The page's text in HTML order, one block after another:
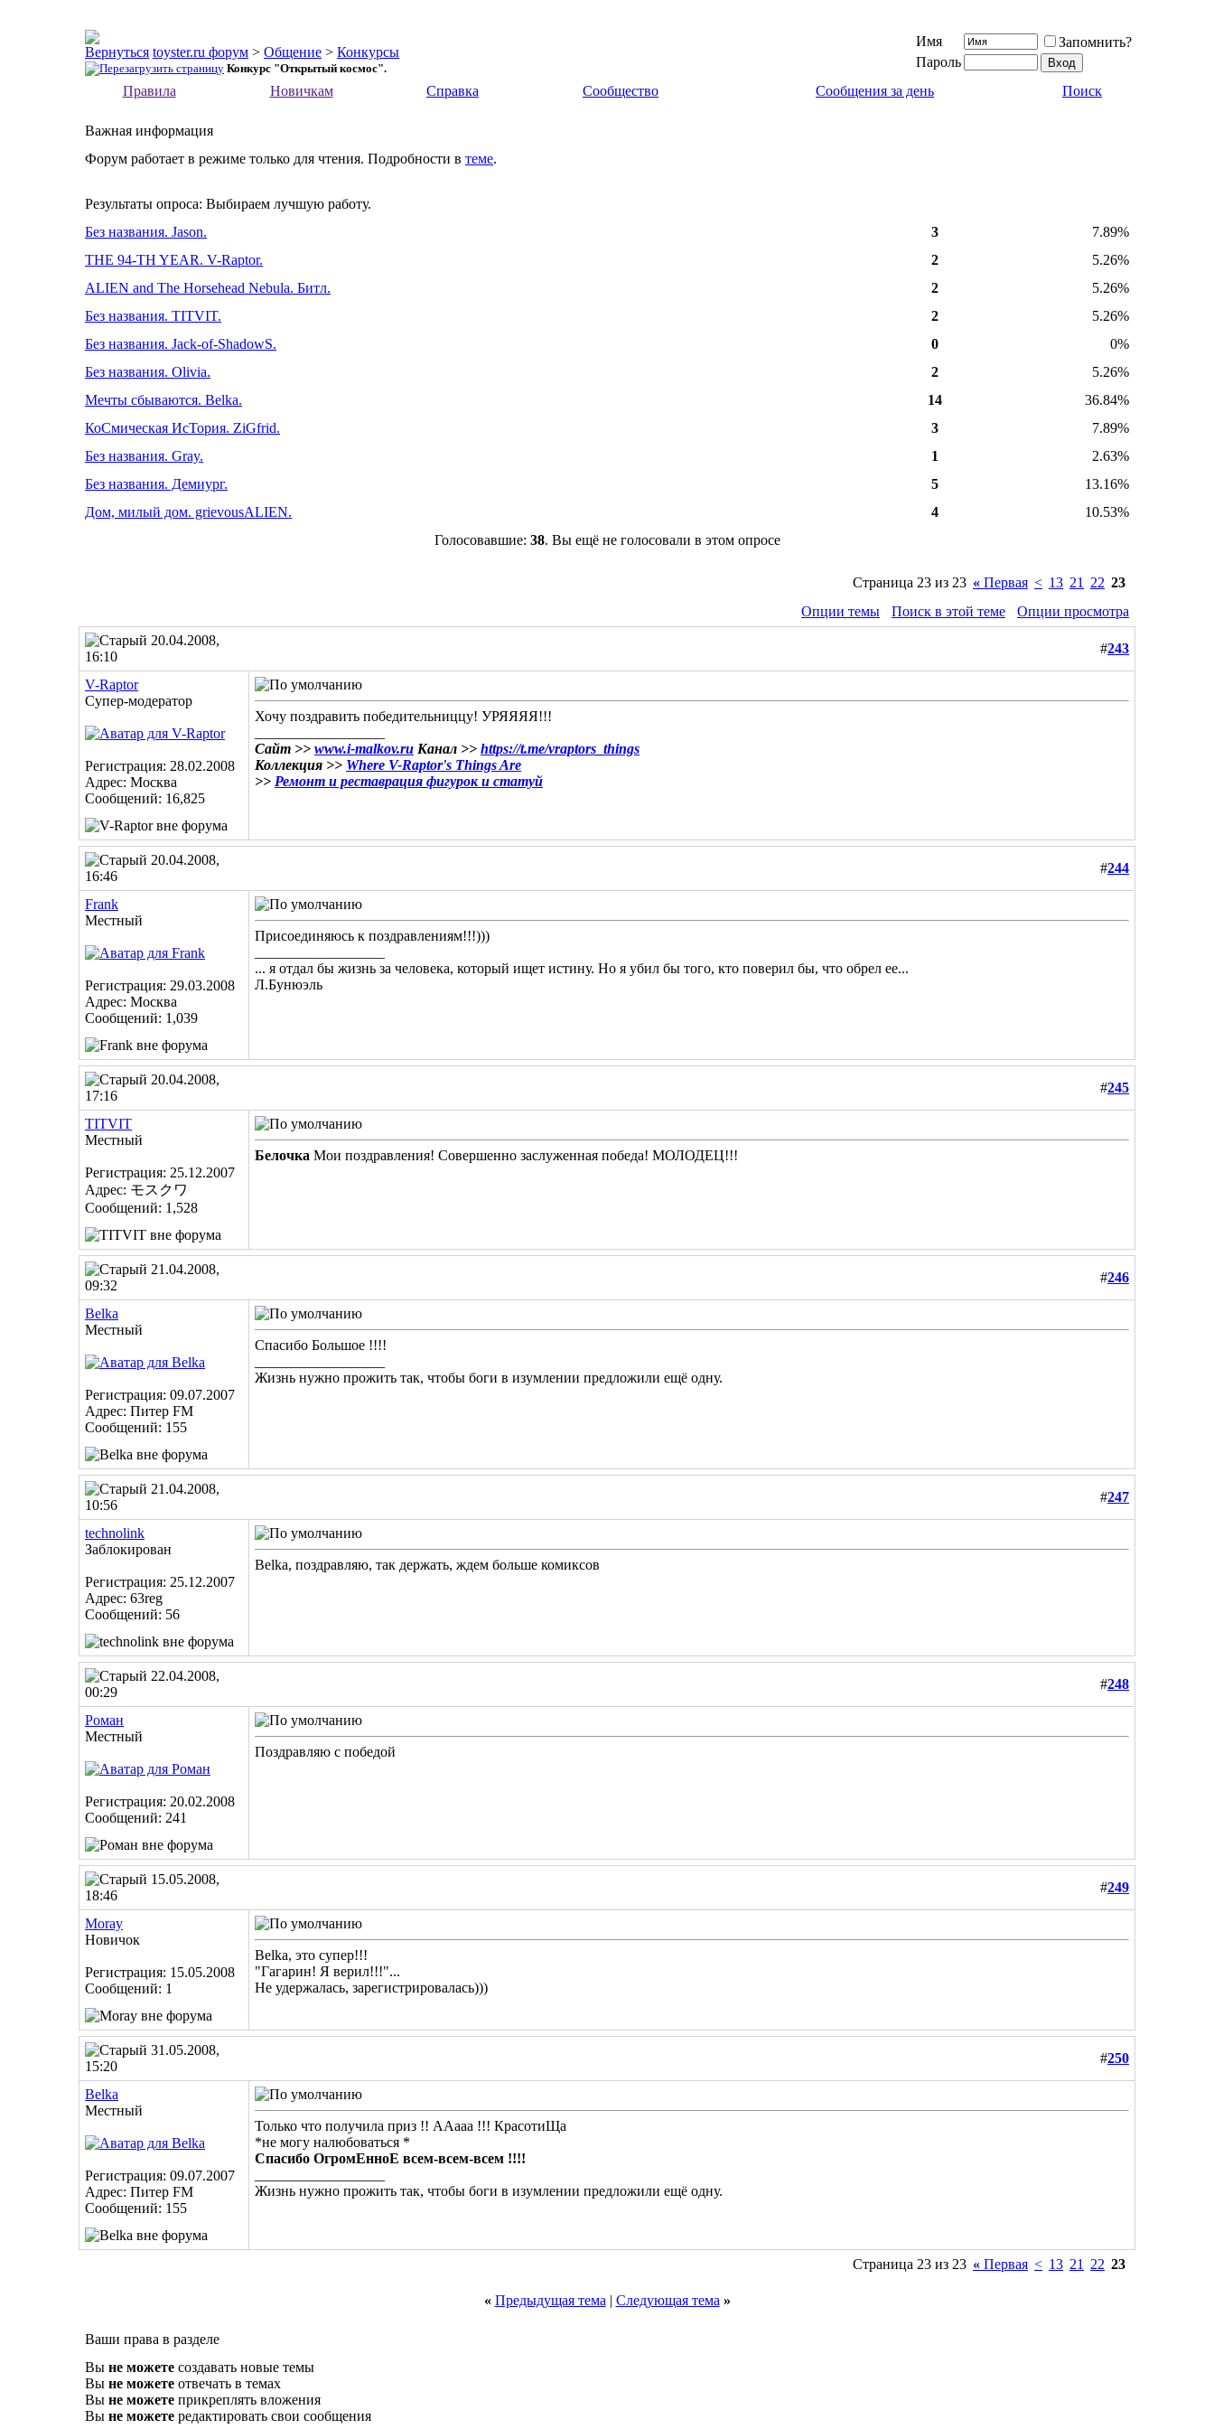
toyster.ru форум > Общение > Конкурсы
Конкурс "Открытый космос".
Имя
Запомнить?
Пароль
Правила
Новичкам Справка Сообщество Сообщения за день Поиск
Важная информация
Форум работает в режиме только для чтения. Подробности в теме.
Результаты опроса: Выбираем лучшую работу.
Без названия. Jason.
3
7.89%
THE 94-TH YEAR. V-Raptor.
2
5.26%
ALIEN and The Horsehead Nebula. Битл.
2
5.26%
Без названия. TITVIT.
2
5.26%
Без названия. Jack-of-ShadowS.
0
0%
Без названия. Olivia.
2
5.26%
Мечты сбываются. Belka.
14
36.84%
КоСмическая ИсТория. ZiGfrid.
3
7.89%
Без названия. Gray.
1
2.63%
Без названия. Демиург.
5
13.16%
Дом, милый дом. grievousALIEN.
4
10.53%
Голосовавшие: 38. Вы ещё не голосовали в этом опросе
Страница 23 из 23 « Первая < 13 21 22 23
Опции темы
Поиск в этой теме
Опции просмотра
20.04.2008,
16:10
#243
V-Raptor
Супер-модератор
Регистрация: 28.02.2008
Адрес: Москва
Сообщений: 16,825
Хочу поздравить победительниццу! УРЯЯЯЯ!!!
Сайт >> www.i-malkov.ru Канал >> https://t.me/vraptors_things
Коллекция >> Where V-Raptor's Things Are
>> Ремонт и реставрация фигурок и статуй
20.04.2008,
16:46
#244
Frank
Местный
Регистрация: 29.03.2008
Адрес: Москва
Сообщений: 1,039
Присоединяюсь к поздравлениям!!!)))
... я отдал бы жизнь за человека, который ищет истину. Но я убил бы того, кто поверил бы, что обрел ее...
Л.Бунюэль
20.04.2008,
17:16
#245
TITVIT
Местный
Регистрация: 25.12.2007
Адрес: モスクワ
Сообщений: 1,528
Белочка Мои поздравления! Совершенно заслуженная победа! МОЛОДЕЦ!!!
21.04.2008,
09:32
#246
Belka
Местный
Регистрация: 09.07.2007
Адрес: Питер FM
Сообщений: 155
Спасибо Большое !!!!
Жизнь нужно прожить так, чтобы боги в изумлении предложили ещё одну.
21.04.2008,
10:56
#247
technolink
Заблокирован
Регистрация: 25.12.2007
Адрес: 63reg
Сообщений: 56
Belka, поздравляю, так держать, ждем больше комиксов
22.04.2008,
00:29
#248
Роман
Местный
Регистрация: 20.02.2008
Сообщений: 241
Поздравляю с победой
15.05.2008,
18:46
#249
Moray
Новичок
Регистрация: 15.05.2008
Сообщений: 1
Belka, это супер!!!
"Гагарин! Я верил!!!"...
Не удержалась, зарегистрировалась)))
31.05.2008,
15:20
#250
Belka
Местный
Регистрация: 09.07.2007
Адрес: Питер FM
Сообщений: 155
Только что получила приз !! ААааа !!! КрасотиЩа
*не могу налюбоваться *
Спасибо ОгромЕнноЕ всем-всем-всем !!!!
Жизнь нужно прожить так, чтобы боги в изумлении предложили ещё одну.
Страница 23 из 23 « Первая < 13 21 22 23
« Предыдущая тема | Следующая тема »
Ваши права в разделе
Вы не можете создавать новые темы
Вы не можете отвечать в темах
Вы не можете прикреплять вложения
Вы не можете редактировать свои сообщения